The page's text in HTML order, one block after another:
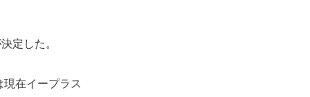
定した。
現在イープラス